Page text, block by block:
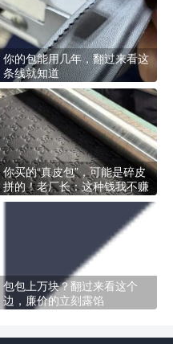
你的包能用几年，翻过来看这
条线就知道
你买的“真皮包”，可能是碎皮
拼的！老厂长：这种钱我不赚
包包上万块？翻过来看这个
边，廉价的立刻露馅